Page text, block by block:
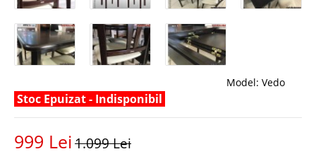
Model: Vedo
Stoc Epuizat - Indisponibil
999 Lei1.099 Lei